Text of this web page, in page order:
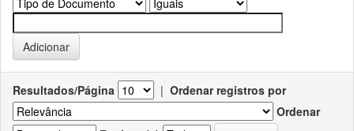
Resultados/Página | Ordenar registros por
Ordenar